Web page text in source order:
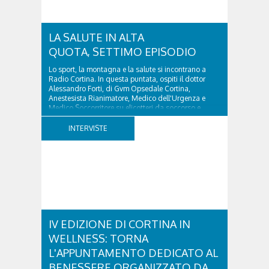
LA SALUTE IN ALTA
QUOTA, SETTIMO EPISODIO
Lo sport, la montagna e la salute si incontrano a
Radio Cortina. In questa puntata, ospiti il dottor
Alessandro Forti, di Gvm Opsedale Cortina,
Anestesista Rianimatore, Medico dell'Urgenza e
Medico Soccorritore su elicotteri da soccorso e
l'ingegner Michele Titton, delegato della sezione...
INTERVISTE
IV EDIZIONE DI CORTINA IN
WELLNESS: TORNA
L'APPUNTAMENTO DEDICATO AL